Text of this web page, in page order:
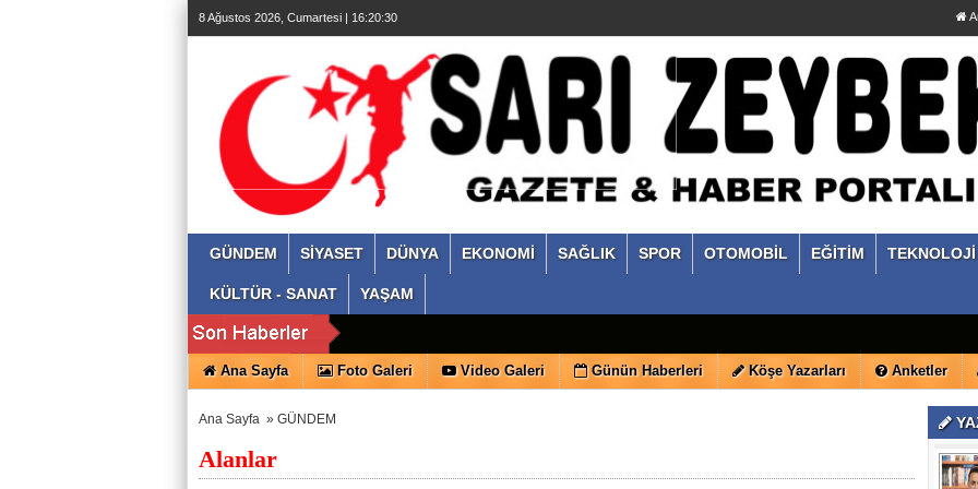
8 Ağustos 2026, Cumartesi | 16:20:30
GÜNDEM SİYASET DÜNYA EKONOMİ SAĞLIK SPOR OTOMOBİL EĞİTİM TEKNOLOJİ
KÜLTÜR - SANAT YAŞAM
Ana Sayfa Foto Galeri Video Galeri Günün Haberleri Köşe Yazarları Anketler
Ana Sayfa » GÜNDEM
Alanlar